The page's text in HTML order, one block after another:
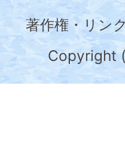
奈
川
県
の
著作権・リン
Copyright